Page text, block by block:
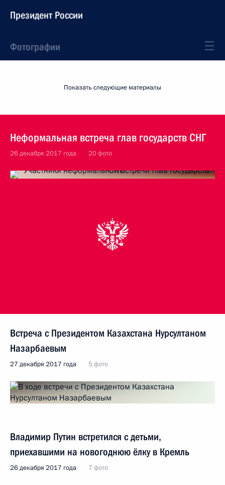
Президент России
Фотографии
Показать следующие материалы
Неформальная встреча глав государств СНГ
26 декабря 2017 года 20 фото
Встреча с Президентом Казахстана Нурсултаном
Назарбаевым
27 декабря 2017 года 5 фото
Владимир Путин встретился с детьми,
приехавшими на новогоднюю ёлку в Кремль
26 декабря 2017 года 7 фото